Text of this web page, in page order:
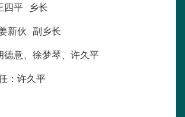
四平 乡长
新伙 副乡长
意、徐梦琴、许久平
：许久平